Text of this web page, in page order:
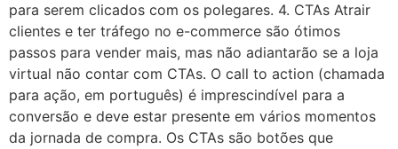
para serem clicados com os polegares. 4. CTAs Atrair
clientes e ter tráfego no e-commerce são ótimos
passos para vender mais, mas não adiantarão se a loja
virtual não contar com CTAs. O call to action (chamada
para ação, em português) é imprescindível para a
conversão e deve estar presente em vários momentos
da jornada de compra. Os CTAs são botões que